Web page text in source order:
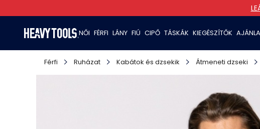
NŐI FÉRFI LÁNY FIÚ CIPŐ TÁSKÁK KIEGÉSZÍTŐK
Férfi Ruházat Kabátok és dzsekik Átmeneti dzseki